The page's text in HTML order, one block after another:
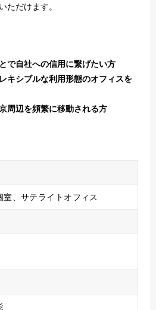
ただけます。
で自社への信用に繋げたい方
キシブルな利用形態のオフィスを
周辺を頻繁に移動される方
室、サテライトオフィス